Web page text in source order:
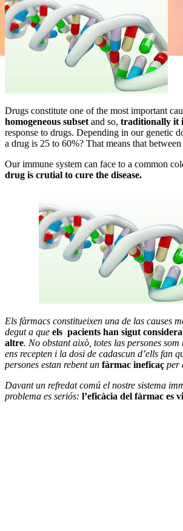
Drugs constitute one of the most important
homogeneous subset and so, traditionally it
response to drugs. Depending in our genetic
a drug is 25 to 60%? That means that
Our immune system can face to a common
drug is crutial to cure the disease.
Els fàrmacs constitueixen una de las causes
degut a que els pacients han sigut
altre. No obstant això, totes las persones
ens recepten i la dosi de cadascun d’ells fan
persones estan rebent un fàrmac ineficaç per
Davant un refredat comú el nostre sistema
problema es seriós: l’eficàcia del fàrmac es